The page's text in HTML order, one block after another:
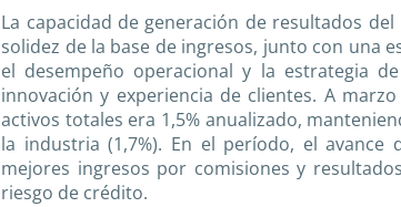
La capacidad de generación de resultados
solidez de la base de ingresos, junto con una
el desempeño operacional y la estrategia
innovación y experiencia de clientes. A
activos totales era 1,5% anualizado,
la industria (1,7%). En el período, el
mejores ingresos por comisiones y
riesgo de crédito.